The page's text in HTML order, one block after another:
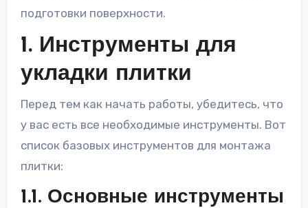
подготовки поверхности.
1. Инструменты для
укладки плитки
Перед тем как начать работы, убедитесь, что
у вас есть все необходимые инструменты. Вот
список базовых инструментов для монтажа
плитки:
1.1. Основные инструменты